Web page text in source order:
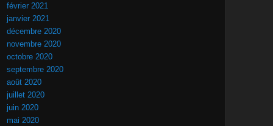
février 2021
janvier 2021
décembre 2020
novembre 2020
octobre 2020
septembre 2020
août 2020
juillet 2020
juin 2020
mai 2020